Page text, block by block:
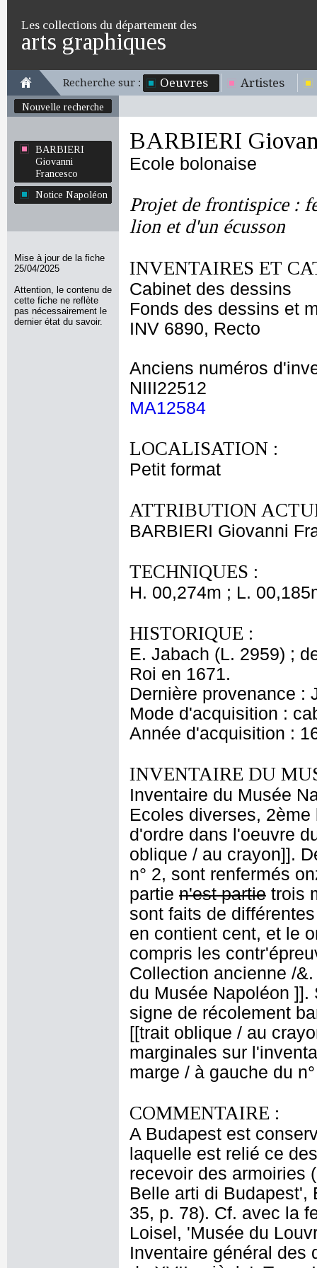
Les collections du département des
arts graphiques
Recherche sur : Oeuvres Artistes
Nouvelle recherche
BARBIERI
Giovanni
Francesco
Notice Napoléon
Mise à jour de la fiche
25/04/2025
Attention, le contenu de
cette fiche ne reflète
pas nécessairement le
dernier état du savoir.
BARBIERI
Ecole bolonaise
Projet de frontispice :
lion et d'un écusson
INVENTAIRES ET
Cabinet des dessins
Fonds des dessins et
INV 6890, Recto
Anciens numéros
NIII22512
MA12584
LOCALISATION :
Petit format
ATTRIBUTION
BARBIERI Giovanni
TECHNIQUES :
H. 00,274m ; L.
HISTORIQUE :
E. Jabach (L. 2959) ;
Roi en 1671.
Dernière provenance :
Mode d'acquisition :
Année d'acquisition :
INVENTAIRE DU
Inventaire du Musée
Ecoles diverses,
d'ordre dans l'oeuvre
oblique / au crayon]].
n° 2, sont renfermés
partie n'est partie trois
sont faits de
en contient cent, et le
compris les
Collection ancienne /
du Musée Napoléon
signe de récolement
[[trait oblique / au
marginales sur
marge / à gauche du
COMMENTAIRE :
A Budapest est
laquelle est relié ce
recevoir des armoiries
Belle arti di Budapest',
35, p. 78). Cf. avec la
Loisel, 'Musée du
Inventaire général des